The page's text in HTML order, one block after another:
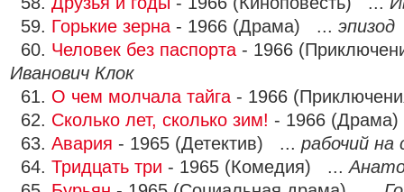
59. Горькие зерна - 1966 (Драма) ... эпизод
60. Человек без паспорта - 1966
Иванович Клок
61. О чем молчала тайга - 1966
62. Сколько лет, сколько зим! - 1966
63. Авария - 1965 (Детектив) ... рабочий на
64. Тридцать три - 1965 (Комедия) ...